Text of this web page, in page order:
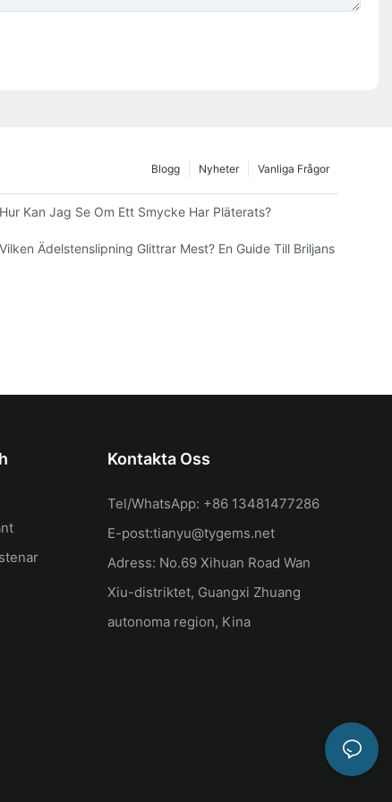
Vanliga Frågor
Nyheter
Blogg
Hur Kan Jag Se Om Ett Smycke Har Pläterats?
Vilken Ädelstenslipning Glittrar Mest? En Guide Till Briljans Och Eld
Kontakta Oss
Tel/WhatsApp: +86 13481477286
E-post:tianyu@tygems.net
Adress: No.69 Xihuan Road Wan
Xiu-distriktet, Guangxi Zhuang
autonoma region, Kina